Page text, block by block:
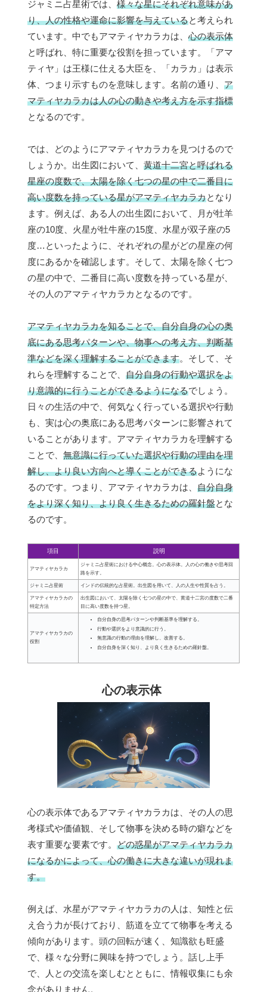
ジャミニ占星術では、 様々な星にそれぞれ意味があ
り、人の性格や運命に影響を与えていると考えられ
ています。中でもアマティヤカラカは、 心の表示体
と呼ばれ、特に重要な役割を担っています。「アマ
ティヤ」は王様に仕える大臣を、「カラカ」は表示
体、つまり示すものを意味します。名前の通り、 ア
マティヤカラカは人の心の動きや考え方を示す指標
となるのです。
では、どのようにアマティヤカラカを見つけるので
しょうか。出生図において、 黄道十二宮と呼ばれる
星座の度数で、太陽を除く七つの星の中で二番目に
高い度数を持っている星がアマティヤカラカとなり
ます。例えば、ある人の出生図において、月が牡羊
座の10度、火星が牡牛座の15度、水星が双子座の5
度…といったように、それぞれの星がどの星座の何
度にあるかを確認します。そして、太陽を除く七つ
の星の中で、二番目に高い度数を持っている星が、
その人のアマティヤカラカとなるのです。
アマティヤカラカを知ることで、自分自身の心の奥
底にある思考パターンや、物事への考え方、判断基
準などを深く理解することができます。そして、そ
れらを理解することで、 自分自身の行動や選択をよ
り意識的に行うことができるようになるでしょう。
日々の生活の中で、何気なく行っている選択や行動
も、実は心の奥底にある思考パターンに影響されて
いることがあります。アマティヤカラカを理解する
ことで、 無意識に行っていた選択や行動の理由を理
解し、より良い方向へと導くことができるようにな
るのです。つまり、アマティヤカラカは、 自分自身
をより深く知り、より良く生きるための羅針盤とな
るのです。
項目 説明
アマティヤカラカ
ジャミニ占星術における中心概念。心の表示体。人の心の働きや思考回
路を示す。
ジャミニ占星術 インドの伝統的な占星術。出生図を用いて、人の人生や性質を占う。
アマティヤカラカの
特定方法
出生図において、太陽を除く七つの星の中で、黄道十二宮の度数で二番
目に高い度数を持つ星。
アマティヤカラカの
役割
自分自身の思考パターンや判断基準を理解する。
行動や選択をより意識的に行う。
無意識の行動の理由を理解し、改善する。
自分自身を深く知り、より良く生きるための羅針盤。
心の表示体
心の表示体であるアマティヤカラカは、その人の思
考様式や価値観、そして物事を決める時の癖などを
表す重要な要素です。 どの惑星がアマティヤカラカ
になるかによって、心の働きに大きな違いが現れま
す。
例えば、水星がアマティヤカラカの人は、知性と伝
え合う力が長けており、筋道を立てて物事を考える
傾向があります。頭の回転が速く、知識欲も旺盛
で、様々な分野に興味を持つでしょう。話し上手
で、人との交流を楽しむとともに、情報収集にも余
念がありません。